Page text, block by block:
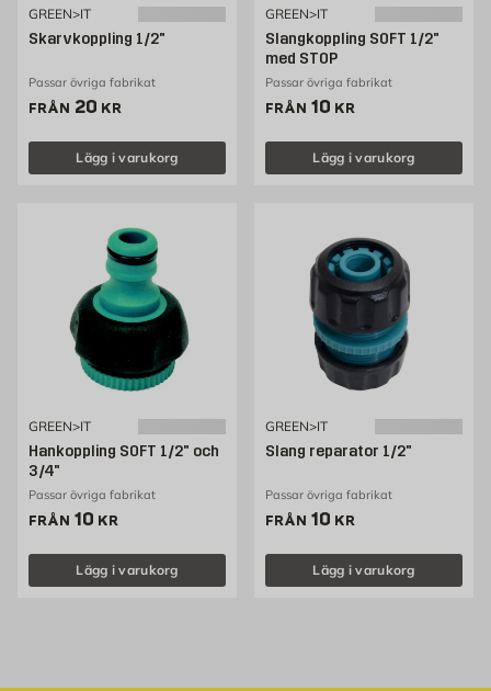
GREEN>IT
Skarvkoppling 1/2"
Passar övriga fabrikat
FRÅN Pris 20 kr
20 KR
Lägg i varukorg
GREEN>IT
Slangkoppling SOFT 1/2"
med STOP
Passar övriga fabrikat
FRÅN Pris 10 kr
10 KR
Lägg i varukorg
GREEN>IT
Hankoppling SOFT 1/2" och
3/4"
Passar övriga fabrikat
FRÅN Pris 10 kr
10 KR
Lägg i varukorg
GREEN>IT
Slang reparator 1/2"
Passar övriga fabrikat
FRÅN Pris 10 kr
10 KR
Lägg i varukorg